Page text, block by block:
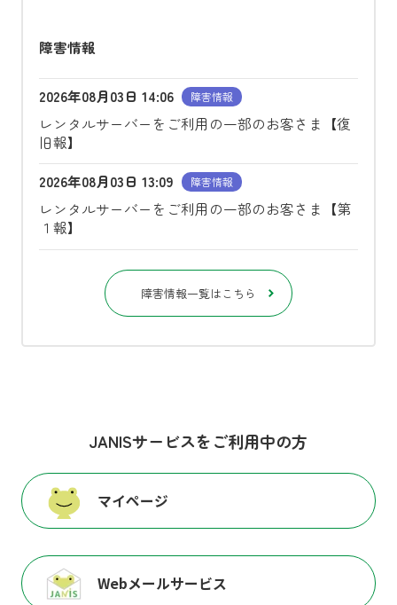
障害情報
2026年08月03日 14:06 障害情報
レンタルサーバーをご利用の一部のお客さま【復
旧報】
2026年08月03日 13:09
障害情報
レンタルサーバーをご利用の一部のお客さま【第
１報】
障害情報一覧はこちら
JANISサービスをご利用中の方
マイページ
Webメールサービス